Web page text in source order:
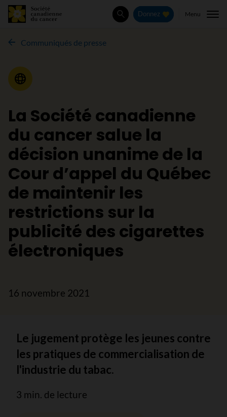
Rechercher
Donnez Menu
Communiqués de presse
Communiqué de presse
La Société canadienne
du cancer salue la
décision unanime de la
Cour d’appel du Québec
de maintenir les
restrictions sur la
publicité des cigarettes
électroniques
16 novembre 2021
Le jugement protège les jeunes contre
les pratiques de commercialisation de
l'industrie du tabac.
3 min. de lecture